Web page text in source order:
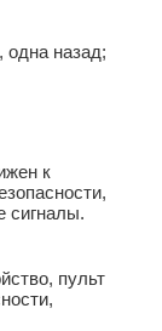
одна назад;
к
сигналы.
пульт